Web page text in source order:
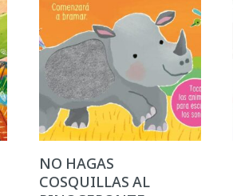
NO HAGAS
COSQUILLAS AL